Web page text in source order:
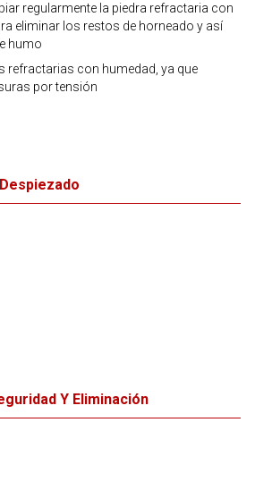
regularmente la piedra refractaria con
eliminar los restos de horneado y así
humo
refractarias con humedad, ya que
por tensión
Y Eliminación